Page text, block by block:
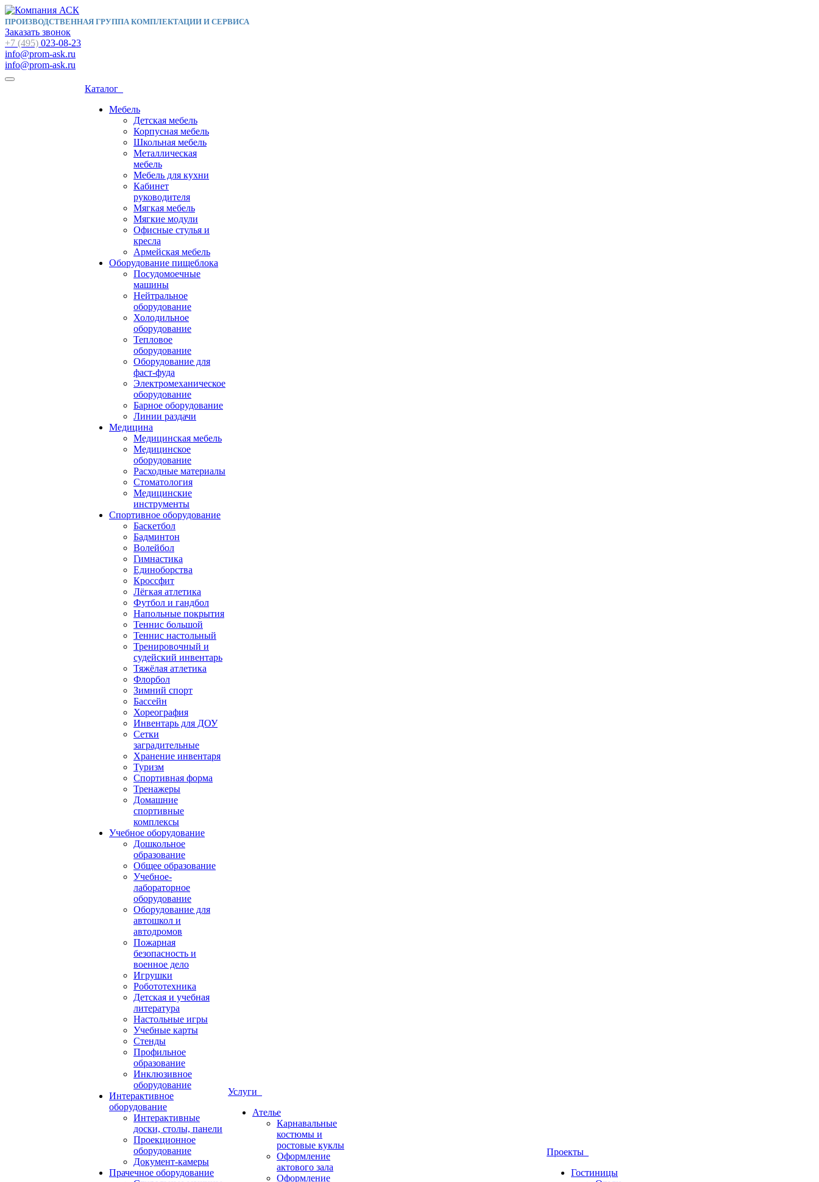
ПРОИЗВОДСТВЕННАЯ ГРУППА КОМПЛЕКТАЦИИ И СЕРВИСА
Заказать звонок
+7 (495) 023-08-23
info@prom-ask.ru
info@prom-ask.ru
Каталог
Мебель
Детская мебель
Корпусная мебель
Школьная мебель
Металлическая
мебель
Мебель для кухни
Кабинет
руководителя
Мягкая мебель
Мягкие модули
Офисные стулья и
кресла
Армейская мебель
Оборудование пищеблока
Посудомоечные
машины
Нейтральное
оборудование
Холодильное
оборудование
Тепловое
оборудование
Оборудование для
фаст-фуда
Электромеханическое
оборудование
Барное оборудование
Линии раздачи
Медицина
Медицинская мебель
Медицинское
оборудование
Расходные материалы
Стоматология
Медицинские
инструменты
Спортивное оборудование
Баскетбол
Бадминтон
Волейбол
Гимнастика
Единоборства
Кроссфит
Лёгкая атлетика
Футбол и гандбол
Напольные покрытия
Теннис большой
Теннис настольный
Тренировочный и
судейский инвентарь
Тяжёлая атлетика
Флорбол
Зимний спорт
Бассейн
Хореография
Инвентарь для ДОУ
Сетки
заградительные
Хранение инвентаря
Туризм
Спортивная форма
Тренажеры
Домашние
спортивные
комплексы
Учебное оборудование
Дошкольное
образование
Общее образование
Учебное-
лабораторное
оборудование
Оборудование для
автошкол и
автодромов
Пожарная
безопасность и
военное дело
Игрушки
Робототехника
Детская и учебная
литература
Настольные игры
Учебные карты
Стенды
Профильное
образование
Инклюзивное
оборудование
Интерактивное
оборудование
Интерактивные
доски, столы, панели
Проекционное
оборудование
Документ-камеры
Прачечное оборудование
Услуги
Ателье
Карнавальные
костюмы и
ростовые куклы
Оформление
актового зала
Оформление
Проекты
Гостиницы